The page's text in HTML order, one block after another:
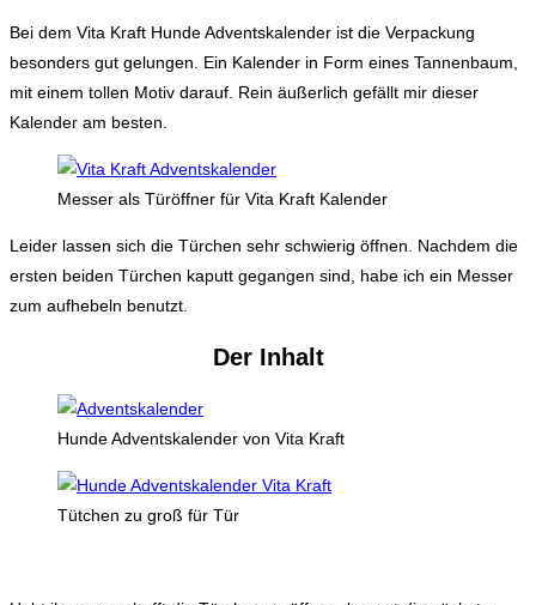
Bei dem Vita Kraft Hunde Adventskalender ist die Verpackung
besonders gut gelungen. Ein Kalender in Form eines Tannenbaum,
mit einem tollen Motiv darauf. Rein äußerlich gefällt mir dieser
Kalender am besten.
Messer als Türöffner für Vita Kraft Kalender
Leider lassen sich die Türchen sehr schwierig öffnen. Nachdem die
ersten beiden Türchen kaputt gegangen sind, habe ich ein Messer
zum aufhebeln benutzt.
Der Inhalt
Hunde Adventskalender von Vita Kraft
Tütchen zu groß für Tür